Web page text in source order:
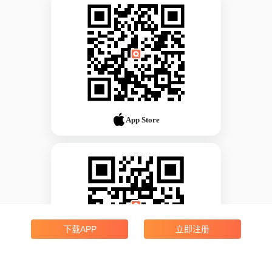
App Store
下载APP 立即注册